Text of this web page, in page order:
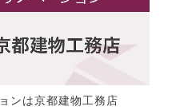
ンは京都建物工務店